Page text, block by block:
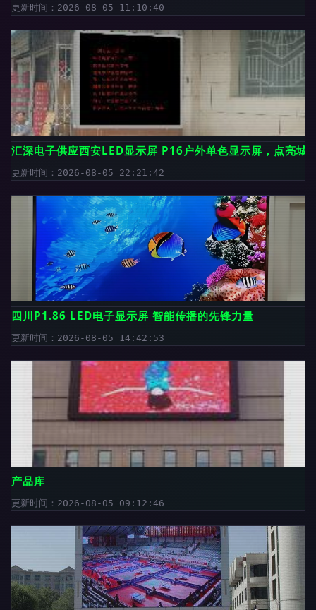
更新时间：2026-08-05 11:10:40
汇深电子供应西安LED显示屏 P16户外单色显示屏，点亮城
更新时间：2026-08-05 22:21:42
四川P1.86 LED电子显示屏 智能传播的先锋力量
更新时间：2026-08-05 14:42:53
产品库
更新时间：2026-08-05 09:12:46